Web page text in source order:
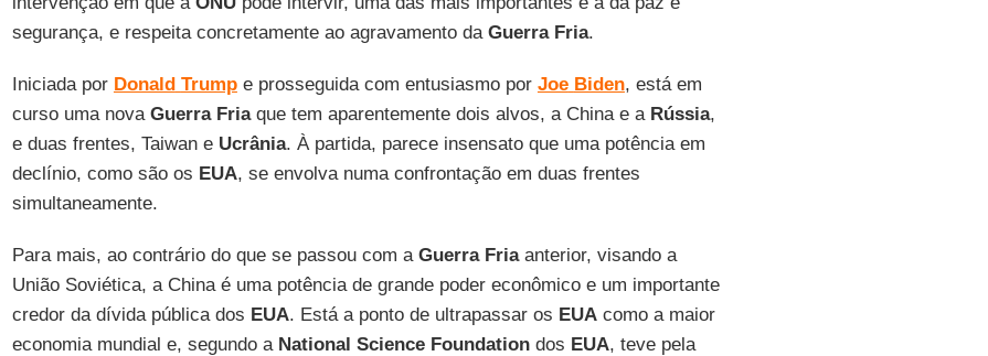
segurança, e respeita concretamente ao agravamento da Guerra Fria.
Iniciada por Donald Trumpe prosseguida com entusiasmo por Joe Biden, está em
curso uma nova Guerra Friaque tem aparentemente dois alvos, a China e a Rússia,
e duas frentes, Taiwan e Ucrânia. À partida, parece insensato que uma potência em
declínio, como são os EUA, se envolva numa confrontação em duas frentes
simultaneamente.
Para mais, ao contrário do que se passou com a Guerra Friaanterior, visando a
União Soviética, a China é uma potência de grande poder econômico e um importante
credor da dívida pública dos EUA. Está a ponto de ultrapassar os EUAcomo a maior
economia mundial e, segundo a National Science Foundationdos EUA, teve pela